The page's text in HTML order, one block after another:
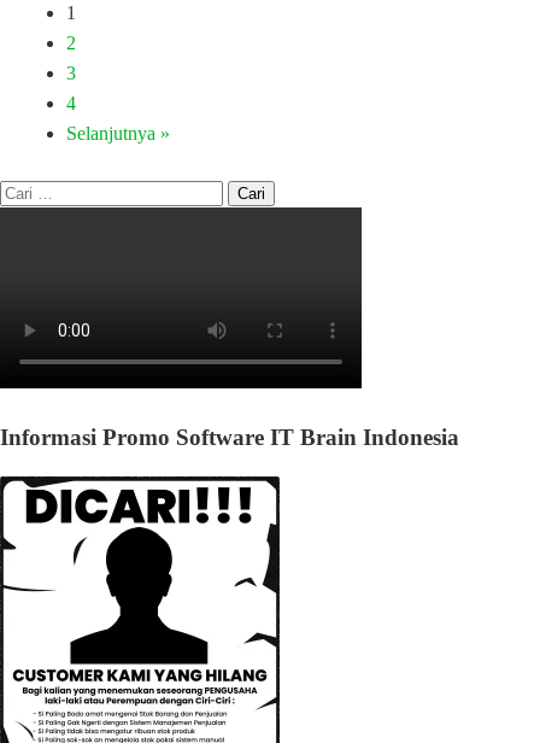
1
2
3
4
Selanjutnya »
Informasi Promo Software IT Brain Indonesia